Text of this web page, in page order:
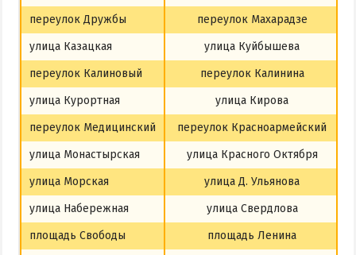
переулок Дружбы
переулок Махарадзе
улица Казацкая
улица Куйбышева
переулок Калиновый
переулок Калинина
улица Курортная
улица Кирова
переулок Медицинский
переулок Красноармейский
улица Монастырская
улица Красного Октября
улица Морская
улица Д. Ульянова
улица Набережная
улица Свердлова
площадь Свободы
площадь Ленина